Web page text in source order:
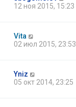
12 ноя 2015, 15:23
Vita
02 июл 2015, 23:53
Yniz
05 окт 2014, 23:25